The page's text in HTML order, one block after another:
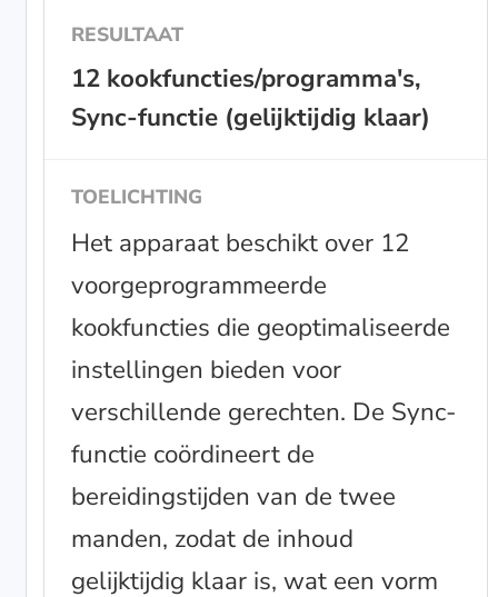
12 kookfuncties/programma's,
Sync-functie (gelijktijdig klaar)
Het apparaat beschikt over 12
voorgeprogrammeerde
kookfuncties die geoptimaliseerde
instellingen bieden voor
verschillende gerechten. De Sync-
functie coördineert de
bereidingstijden van de twee
manden, zodat de inhoud
gelijktijdig klaar is, wat een vorm